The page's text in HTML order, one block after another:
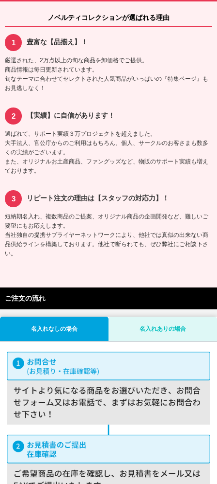
ノベルティコレクションが選ばれる理由
豊富な【品揃え】！
厳選された、2万点以上の旬な商品を卸価格でご提供。
商品情報は毎日更新されています。
旬なテーマに合わせてセレクトされた人気商品がいっぱいの『特集ページ』も
お見逃しなく！
【実績】に自信があります！
選ばれて、サポート実績３万プロジェクトを超えました。
大手法人、官公庁からのご利用はもちろん、個人、サークルのお客さまも数多
くの実績がございます。
また、オリジナルお土産商品、ファングッズなど、物販のサポート実績も増え
ております。
リピート注文の理由は【スタッフの対応力】！
短納期名入れ、複数商品のご提案、オリジナル商品の企画開発など、難しいご
要望にもお応えします。
当社独自の提携サプライヤーネットワークにより、他社では真似の出来ない商
品供給ラインを構築しております。他社で断られても、ぜひ弊社にご相談下さ
い。
ご注文の流れ
名入れなしの場合 名入れありの場合